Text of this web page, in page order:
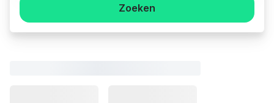
Zoeken